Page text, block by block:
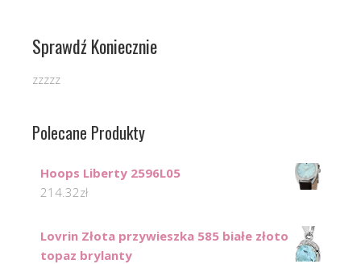
Sprawdź Koniecznie
zzzzz
Polecane Produkty
Hoops Liberty 2596L05
214.32zł
Lovrin Złota przywieszka 585 białe złoto
topaz brylanty